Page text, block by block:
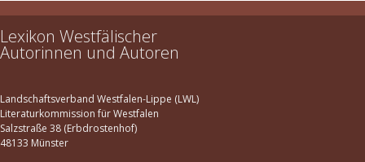
Lexikon Westfälischer
Autorinnen und Autoren
Landschaftsverband Westfalen-Lippe (LWL)
Literaturkommission für Westfalen
Salzstraße 38 (Erbdrostenhof)
48133 Münster